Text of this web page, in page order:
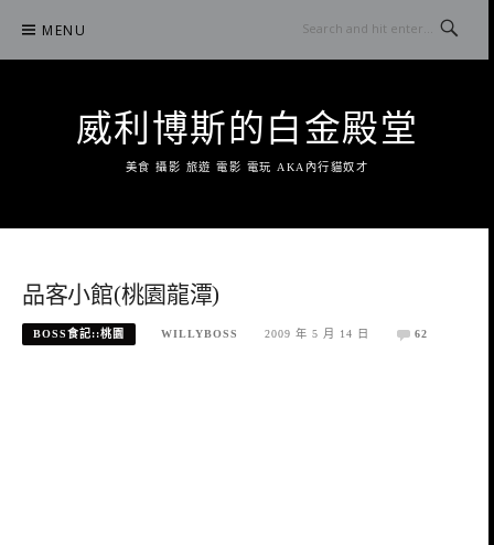
content
MENU
威利博斯的白金殿堂
美食 攝影 旅遊 電影 電玩 AKA內行貓奴才
品客小館(桃園龍潭)
BOSS食記::桃園 WILLYBOSS 2009 年 5 月 14 日 62